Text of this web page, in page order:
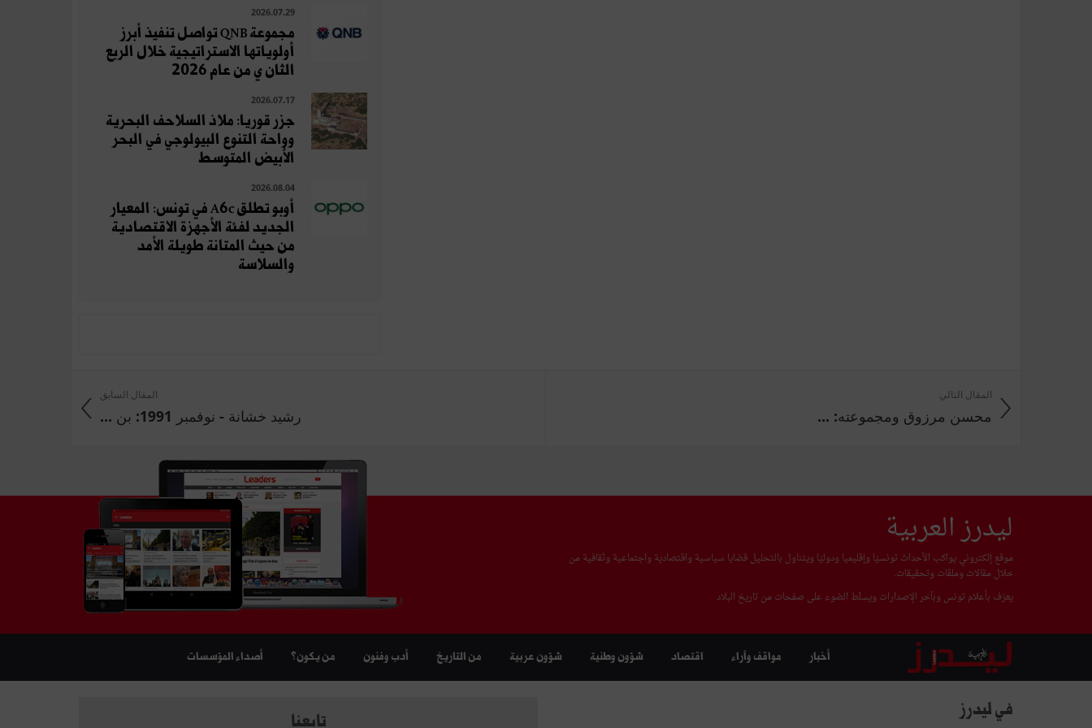
2026.07.29
مجموعة QNB تواصل تنفيذ أبرز
أولوياتها الاستراتيجية خلال الربع
الثان ي من عام 2026
2026.07.17
جزر قوريا: ملاذ السلاحف البحرية
وواحة التنوع البيولوجي في البحر
الأبيض المتوسط
2026.08.04
أوبو تطلق A6c في تونس: المعيار
الجديد لفئة الأجهزة الاقتصادية
من حيث المتانة طويلة الأمد
والسلاسة
المقال السابق
رشيد خشانة - نوفمبر 1991: بن ...
المقال التالي
محسن مرزوق ومجموعته: ...
ليدرز العربية
موقع إلكتروني يواكب الأحداث تونسيّا وإقليميا ودوليّا ويتناول بالتحليل قضايا سياسية واقتصادية واجتماعية وثقافية من
خلال مقالات وملفّات وتحقيقات.
يعرّف بأعلام تونس وبآخر الإصدارات ويسلّط الضوء على صفحات من تاريخ البلاد
أخبار مواقف وآراء اقتصاد شؤون وطنية شؤون عربية من التاريخ أدب وفنون من يكون؟ أصداء المؤسسات
في ليدرز
تابعنا